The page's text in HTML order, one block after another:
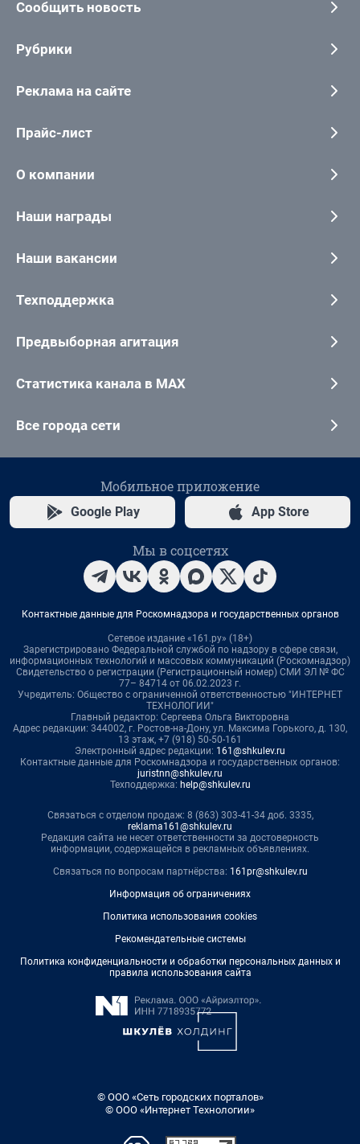
Сообщить новость
Рубрики
Реклама на сайте
Прайс-лист
О компании
Наши награды
Наши вакансии
Техподдержка
Предвыборная агитация
Статистика канала в MAX
Все города сети
Мобильное приложение
Google Play App Store
Мы в соцсетях
Контактные данные для Роскомнадзора и государственных органов
Сетевое издание «161.ру» (18+)
Зарегистрировано Федеральной службой по надзору в сфере связи,
информационных технологий и массовых коммуникаций (Роскомнадзор)
Свидетельство о регистрации (Регистрационный номер) СМИ ЭЛ № ФС
77– 84714 от 06.02.2023 г.
Учредитель: Общество с ограниченной ответственностью "ИНТЕРНЕТ
ТЕХНОЛОГИИ"
Главный редактор: Сергеева Ольга Викторовна
Адрес редакции: 344002, г. Ростов-на-Дону, ул. Максима Горького, д. 130,
13 этаж, +7 (918) 50-50-161
Электронный адрес редакции: 161@shkulev.ru
Контактные данные для Роскомнадзора и государственных органов:
juristnn@shkulev.ru
Техподдержка: help@shkulev.ru
Связаться с отделом продаж: 8 (863) 303-41-34 доб. 3335,
reklama161@shkulev.ru
Редакция сайта не несет ответственности за достоверность
информации, содержащейся в рекламных объявлениях.
Связаться по вопросам партнёрства: 161pr@shkulev.ru
Информация об ограничениях
Политика использования cookies
Рекомендательные системы
Политика конфиденциальности и обработки персональных данных и
правила использования сайта
© ООО «Сеть городских порталов»
© ООО «Интернет Технологии»